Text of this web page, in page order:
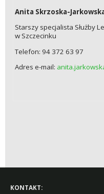
Anita Skrzoska-
Starszy specjalista Służby
w Szczecinku
Telefon: 94 372 63 97
Adres e-mail:
KONTAKT: